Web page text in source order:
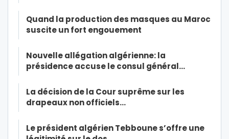
Quand la production des masques au Maroc
suscite un fort engouement
Nouvelle allégation algérienne: la
présidence accuse le consul général…
La décision de la Cour suprême sur les
drapeaux non officiels…
Le président algérien Tebboune s’offre une